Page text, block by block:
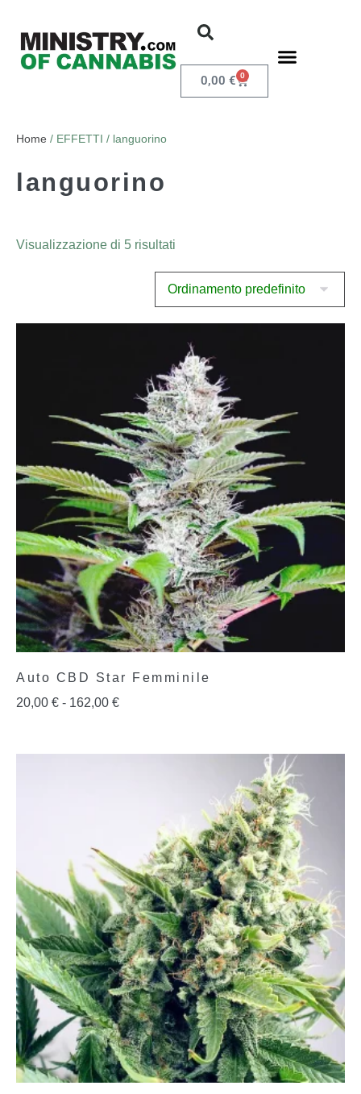
0,00 € 0
Home / EFFETTI / languorino
languorino
Visualizzazione di 5 risultati
Auto CBD Star Femminile
20,00 € - 162,00 €